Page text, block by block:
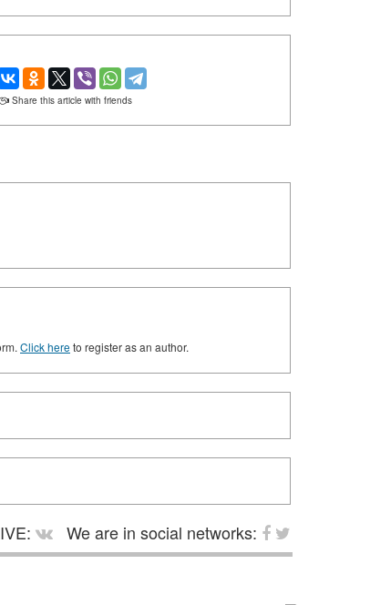
Share this article with friends
Click hereto register as an author.
We are in social networks: